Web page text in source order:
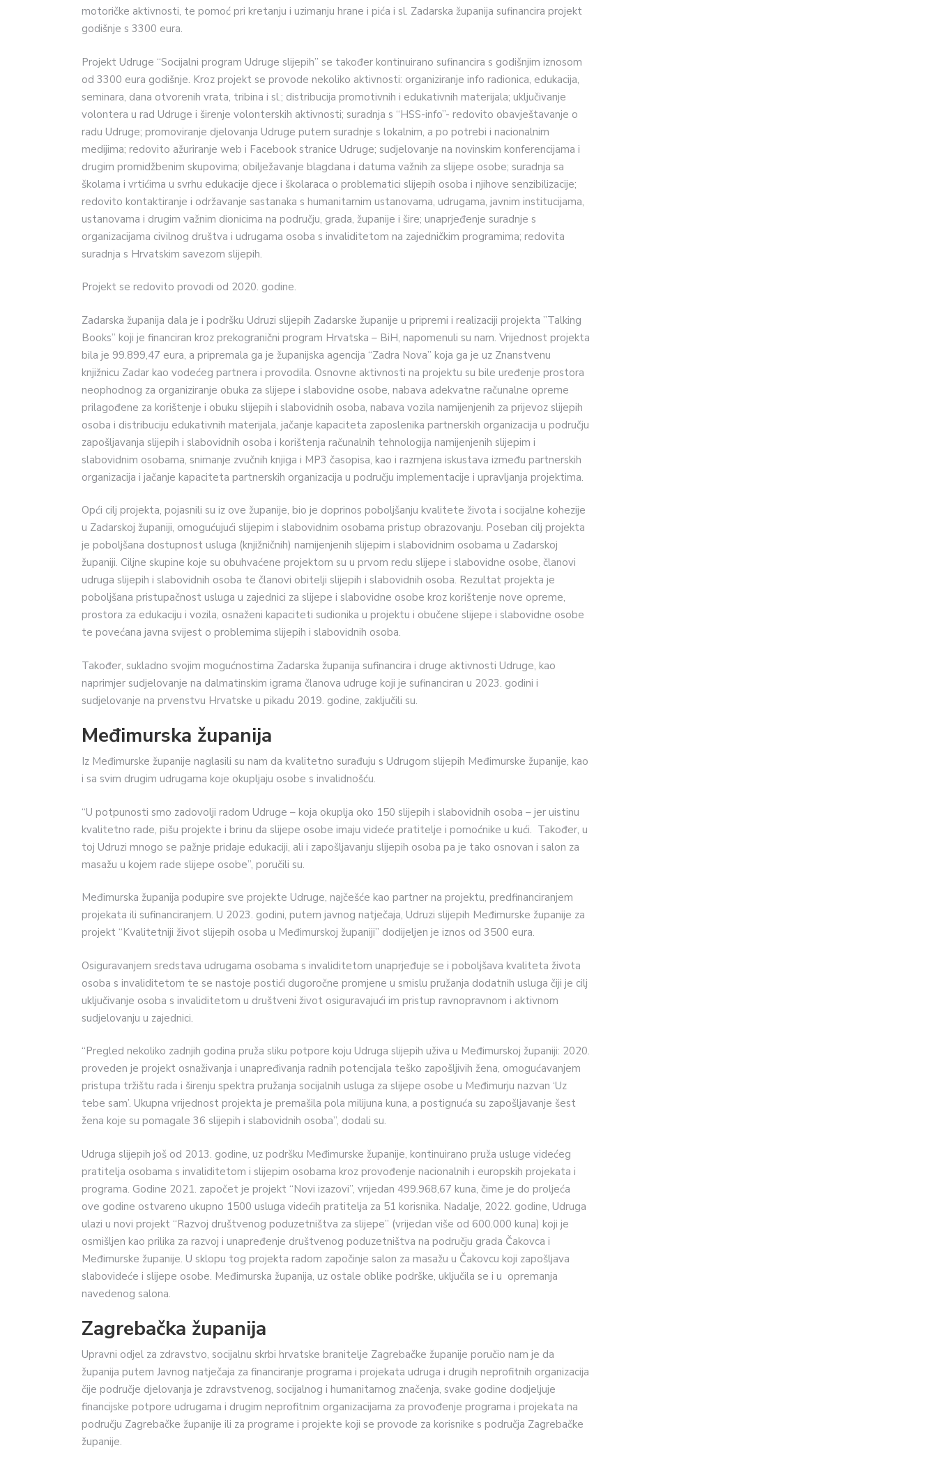
motoričke aktivnosti, te pomoć pri kretanju i uzimanju hrane i pića i sl. Zadarska županija sufinancira projekt
godišnje s 3300 eura.
Projekt Udruge “Socijalni program Udruge slijepih” se također kontinuirano sufinancira s godišnjim iznosom
od 3300 eura godišnje. Kroz projekt se provode nekoliko aktivnosti: organiziranje info radionica, edukacija,
seminara, dana otvorenih vrata, tribina i sl.; distribucija promotivnih i edukativnih materijala; uključivanje
volontera u rad Udruge i širenje volonterskih aktivnosti; suradnja s “HSS-info”- redovito obavještavanje o
radu Udruge; promoviranje djelovanja Udruge putem suradnje s lokalnim, a po potrebi i nacionalnim
medijima; redovito ažuriranje web i Facebook stranice Udruge; sudjelovanje na novinskim konferencijama i
drugim promidžbenim skupovima; obilježavanje blagdana i datuma važnih za slijepe osobe; suradnja sa
školama i vrtićima u svrhu edukacije djece i školaraca o problematici slijepih osoba i njihove senzibilizacije;
redovito kontaktiranje i održavanje sastanaka s humanitarnim ustanovama, udrugama, javnim institucijama,
ustanovama i drugim važnim dionicima na području, grada, županije i šire; unaprjeđenje suradnje s
organizacijama civilnog društva i udrugama osoba s invaliditetom na zajedničkim programima; redovita
suradnja s Hrvatskim savezom slijepih.
Projekt se redovito provodi od 2020. godine.
Zadarska županija dala je i podršku Udruzi slijepih Zadarske županije u pripremi i realizaciji projekta ”Talking
Books” koji je financiran kroz prekogranični program Hrvatska – BiH, napomenuli su nam. Vrijednost projekta
bila je 99.899,47 eura, a pripremala ga je županijska agencija “Zadra Nova” koja ga je uz Znanstvenu
knjižnicu Zadar kao vodećeg partnera i provodila. Osnovne aktivnosti na projektu su bile uređenje prostora
neophodnog za organiziranje obuka za slijepe i slabovidne osobe, nabava adekvatne računalne opreme
prilagođene za korištenje i obuku slijepih i slabovidnih osoba, nabava vozila namijenjenih za prijevoz slijepih
osoba i distribuciju edukativnih materijala, jačanje kapaciteta zaposlenika partnerskih organizacija u području
zapošljavanja slijepih i slabovidnih osoba i korištenja računalnih tehnologija namijenjenih slijepim i
slabovidnim osobama, snimanje zvučnih knjiga i MP3 časopisa, kao i razmjena iskustava između partnerskih
organizacija i jačanje kapaciteta partnerskih organizacija u području implementacije i upravljanja projektima.
Opći cilj projekta, pojasnili su iz ove županije, bio je doprinos poboljšanju kvalitete života i socijalne kohezije
u Zadarskoj županiji, omogućujući slijepim i slabovidnim osobama pristup obrazovanju. Poseban cilj projekta
je poboljšana dostupnost usluga (knjižničnih) namijenjenih slijepim i slabovidnim osobama u Zadarskoj
županiji. Ciljne skupine koje su obuhvaćene projektom su u prvom redu slijepe i slabovidne osobe, članovi
udruga slijepih i slabovidnih osoba te članovi obitelji slijepih i slabovidnih osoba. Rezultat projekta je
poboljšana pristupačnost usluga u zajednici za slijepe i slabovidne osobe kroz korištenje nove opreme,
prostora za edukaciju i vozila, osnaženi kapaciteti sudionika u projektu i obučene slijepe i slabovidne osobe
te povećana javna svijest o problemima slijepih i slabovidnih osoba.
Također, sukladno svojim mogućnostima Zadarska županija sufinancira i druge aktivnosti Udruge, kao
naprimjer sudjelovanje na dalmatinskim igrama članova udruge koji je sufinanciran u 2023. godini i
sudjelovanje na prvenstvu Hrvatske u pikadu 2019. godine, zaključili su.
Međimurska županija
Iz Međimurske županije naglasili su nam da kvalitetno surađuju s Udrugom slijepih Međimurske županije, kao
i sa svim drugim udrugama koje okupljaju osobe s invalidnošću.
“U potpunosti smo zadovolji radom Udruge – koja okuplja oko 150 slijepih i slabovidnih osoba – jer uistinu
kvalitetno rade, pišu projekte i brinu da slijepe osobe imaju videće pratitelje i pomoćnike u kući. Također, u
toj Udruzi mnogo se pažnje pridaje edukaciji, ali i zapošljavanju slijepih osoba pa je tako osnovan i salon za
masažu u kojem rade slijepe osobe”, poručili su.
Međimurska županija podupire sve projekte Udruge, najčešće kao partner na projektu, predfinanciranjem
projekata ili sufinanciranjem. U 2023. godini, putem javnog natječaja, Udruzi slijepih Međimurske županije za
projekt “Kvalitetniji život slijepih osoba u Međimurskoj županiji” dodijeljen je iznos od 3500 eura.
Osiguravanjem sredstava udrugama osobama s invaliditetom unaprjeđuje se i poboljšava kvaliteta života
osoba s invaliditetom te se nastoje postići dugoročne promjene u smislu pružanja dodatnih usluga čiji je cilj
uključivanje osoba s invaliditetom u društveni život osiguravajući im pristup ravnopravnom i aktivnom
sudjelovanju u zajednici.
“Pregled nekoliko zadnjih godina pruža sliku potpore koju Udruga slijepih uživa u Međimurskoj županiji: 2020.
proveden je projekt osnaživanja i unapređivanja radnih potencijala teško zapošljivih žena, omogućavanjem
pristupa tržištu rada i širenju spektra pružanja socijalnih usluga za slijepe osobe u Međimurju nazvan ‘Uz
tebe sam’. Ukupna vrijednost projekta je premašila pola milijuna kuna, a postignuća su zapošljavanje šest
žena koje su pomagale 36 slijepih i slabovidnih osoba”, dodali su.
Udruga slijepih još od 2013. godine, uz podršku Međimurske županije, kontinuirano pruža usluge videćeg
pratitelja osobama s invaliditetom i slijepim osobama kroz provođenje nacionalnih i europskih projekata i
programa. Godine 2021. započet je projekt “Novi izazovi”, vrijedan 499.968,67 kuna, čime je do proljeća
ove godine ostvareno ukupno 1500 usluga videćih pratitelja za 51 korisnika. Nadalje, 2022. godine, Udruga
ulazi u novi projekt “Razvoj društvenog poduzetništva za slijepe” (vrijedan više od 600.000 kuna) koji je
osmišljen kao prilika za razvoj i unapređenje društvenog poduzetništva na području grada Čakovca i
Međimurske županije. U sklopu tog projekta radom započinje salon za masažu u Čakovcu koji zapošljava
slabovideće i slijepe osobe. Međimurska županija, uz ostale oblike podrške, uključila se i u opremanja
navedenog salona.
Zagrebačka županija
Upravni odjel za zdravstvo, socijalnu skrbi hrvatske branitelje Zagrebačke županije poručio nam je da
županija putem Javnog natječaja za financiranje programa i projekata udruga i drugih neprofitnih organizacija
čije područje djelovanja je zdravstvenog, socijalnog i humanitarnog značenja, svake godine dodjeljuje
financijske potpore udrugama i drugim neprofitnim organizacijama za provođenje programa i projekata na
području Zagrebačke županije ili za programe i projekte koji se provode za korisnike s područja Zagrebačke
županije.